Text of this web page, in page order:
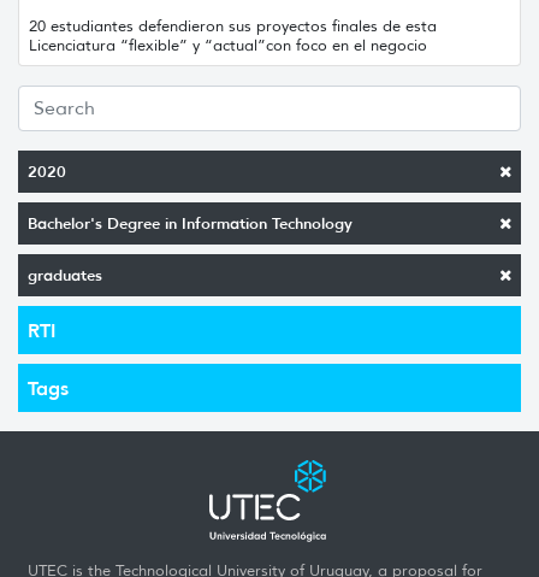
2020
Bachelor's Degree in Information Technology
graduates
RTI
Tags
20 estudiantes defendieron sus proyectos finales de esta
Licenciatura “flexible” y “actual”con foco en el negocio
UTEC is the Technological University of Uruguay, a proposal for